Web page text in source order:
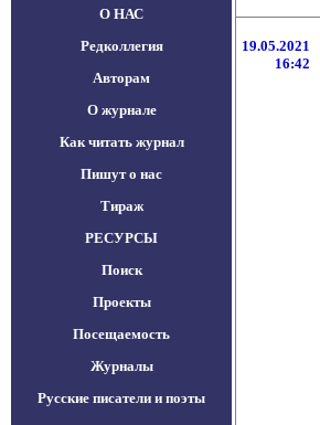
О НАС
Редколлегия
Авторам
О журнале
Как читать журнал
Пишут о нас
Тираж
РЕСУРСЫ
Поиск
Проекты
Посещаемость
Журналы
Русские писатели и поэты
19.05.2021
16:42